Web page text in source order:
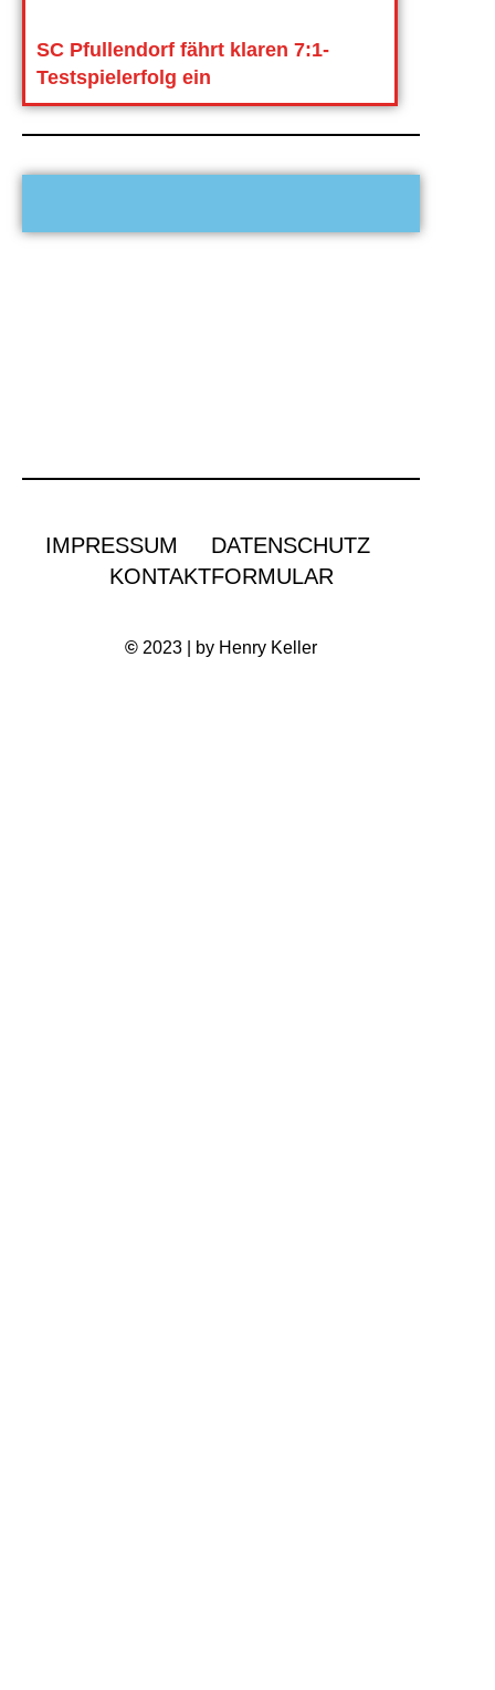
SC Pfullendorf fährt klaren 7:1-
Testspielerfolg ein
IMPRESSUM
DATENSCHUTZ
KONTAKTFORMULAR
© 2023 | by Henry Keller